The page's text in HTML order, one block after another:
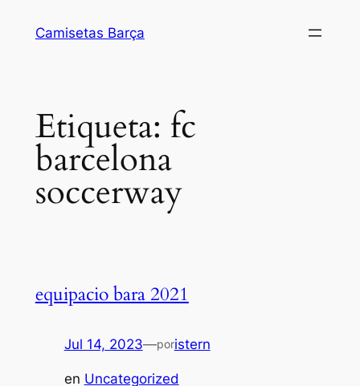
Camisetas Barça
Etiqueta: fc
barcelona
soccerway
equipacio bara 2021
Jul 14, 2023—poristern
en Uncategorized